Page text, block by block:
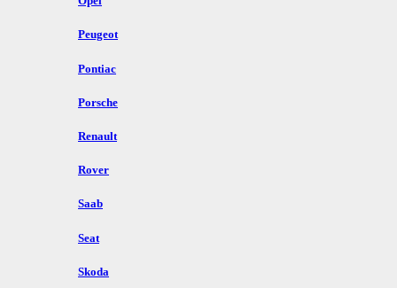
Peugeot
Pontiac
Porsche
Renault
Rover
Saab
Seat
Skoda